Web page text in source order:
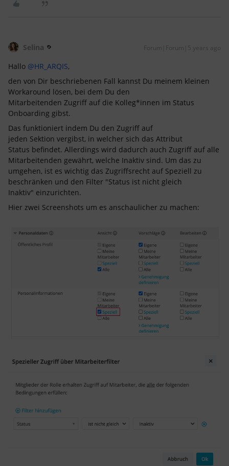
Selina Forum|Forum|5 years ago
Hallo @HR_ARQIS,
den von Dir beschriebenen Fall kannst Du meinem kleinen
Workaround lösen, bei dem Du den
Mitarbeitenden Zugriff auf die Kolleg*innen im Status
Onboarding gibst.
Das funktioniert indem Du den Zugriff auf
jeden Sektion vergibst, in welcher sich das Attribut
Status befindet. Allerdings wird dadurch auch Zugriff auf alle
Mitarbeitenden gewährt, welche Inaktiv sind. Um das zu
umgehen, ist es wichtig das Zugriffsrecht auf Speziell zu
beschränken und den Filter "Status ist nicht gleich
Inaktiv" einzurichten.
Hier zwei Screenshots um es anschaulicher zu machen: